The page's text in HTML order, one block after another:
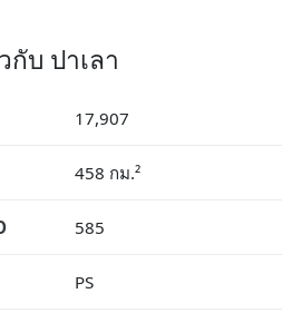
กับ ปาเลา
17,907
458 กม.²
585
PS